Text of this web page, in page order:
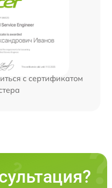
с сертификатом